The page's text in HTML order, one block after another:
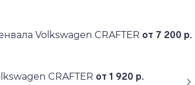
Volkswagen CRAFTER от 7 200 р.
CRAFTER от 1 920 р.